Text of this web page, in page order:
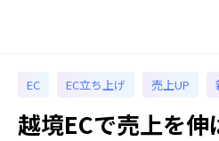
EC EC立ち上げ 売上UP
越境ECで売上を